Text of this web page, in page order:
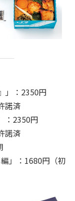
」：2350円
諾済
：2350円
諾済
」：1680円（初